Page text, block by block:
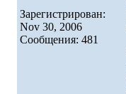
Зарегистрирован:
Nov 30, 2006
Сообщения: 481